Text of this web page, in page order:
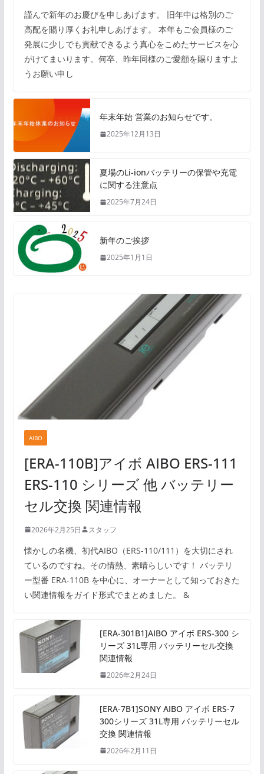
謹んで新年のお慶びを申しあげます。 旧年中は格別のご
高配を賜り厚くお礼申しあげます。 本年もご会員様のご
発展に少しでも貢献できるよう真心をこめたサービスを心
がけてまいります。何卒、昨年同様のご愛顧を賜りますよ
うお願い申し
年末年始 営業のお知らせです。
2025年12月13日
夏場のLi-ionバッテリーの保管や充電
に関する注意点
2025年7月24日
新年のご挨拶
2025年1月1日
AIBO
[ERA-110B]アイボ AIBO ERS-111
ERS-110 シリーズ 他 バッテリー
セル交換 関連情報
2026年2月25日 スタッフ
懐かしの名機、初代AIBO（ERS-110/111）を大切にされ
ているのですね。その情熱、素晴らしいです！ バッテリ
ー型番 ERA-110B を中心に、オーナーとして知っておきた
い関連情報をガイド形式でまとめました。 &
[ERA-301B1]AIBO アイボ ERS-300 シ
リーズ 31L専用 バッテリーセル交換
関連情報
2026年2月24日
[ERA-7B1]SONY AIBO アイボ ERS-7
300シリーズ 31L専用 バッテリーセル
交換 関連情報
2026年2月11日